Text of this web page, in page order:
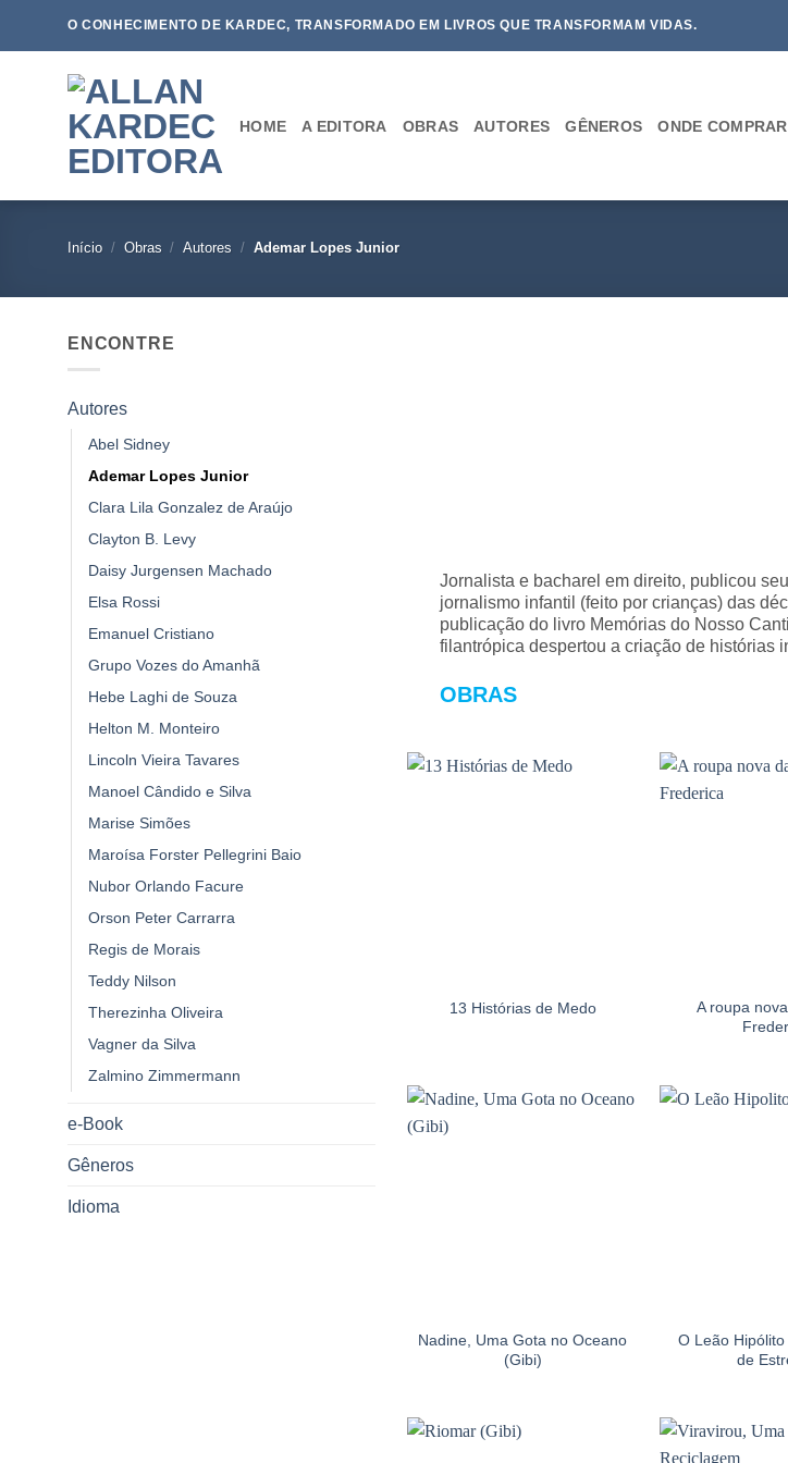
O CONHECIMENTO DE KARDEC, TRANSFORMADO EM LIVROS QUE TRANSFORMAM VIDAS.
HOME A EDITORA OBRAS AUTORES GÊNEROS ONDE COMPRAR
Início / Obras / Autores / Ademar Lopes Junior
ENCONTRE
Autores
Abel Sidney
Ademar Lopes Junior
Clara Lila Gonzalez de Araújo
Clayton B. Levy
Daisy Jurgensen Machado
Elsa Rossi
Emanuel Cristiano
Grupo Vozes do Amanhã
Hebe Laghi de Souza
Helton M. Monteiro
Lincoln Vieira Tavares
Manoel Cândido e Silva
Marise Simões
Maroísa Forster Pellegrini Baio
Nubor Orlando Facure
Orson Peter Carrarra
Regis de Morais
Teddy Nilson
Therezinha Oliveira
Vagner da Silva
Zalmino Zimmermann
e-Book
Gêneros
Idioma
Jornalista e bacharel em direito, publicou
jornalismo infantil (feito por crianças) das
publicação do livro Memórias do Nosso
filantrópica despertou a criação de histórias
OBRAS
13 Histórias de Medo
A roupa
Nadine, Uma Gota no Oceano
(Gibi)
O Leão Hipólito
de